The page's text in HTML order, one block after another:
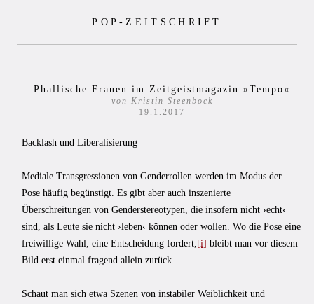
POP-ZEITSCHRIFT
Phallische Frauen im Zeitgeistmagazin »Tempo«
von Kristin Steenbock
19.1.2017
Backlash und Liberalisierung
Mediale Transgressionen von Genderrollen werden im Modus der
Pose häufig begünstigt. Es gibt aber auch inszenierte
Überschreitungen von Genderstereotypen, die insofern nicht ›echt‹
sind, als Leute sie nicht ›leben‹ können oder wollen. Wo die Pose eine
freiwillige Wahl, eine Entscheidung fordert, [i] bleibt man vor diesem
Bild erst einmal fragend allein zurück.
Schaut man sich etwa Szenen von instabiler Weiblichkeit und